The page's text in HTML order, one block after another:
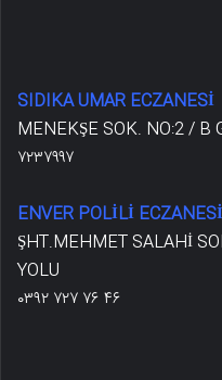
SIDIKA UMAR ECZANESİ
MENEKŞE SOK. NO:2 / B
۷۲۳۷۹۹۷
ENVER POLİLİ ECZANESİ
ŞHT.MEHMET SALAHİ
YOLU
۰۳۹۲ ۷۲۷ ۷۶ ۴۶